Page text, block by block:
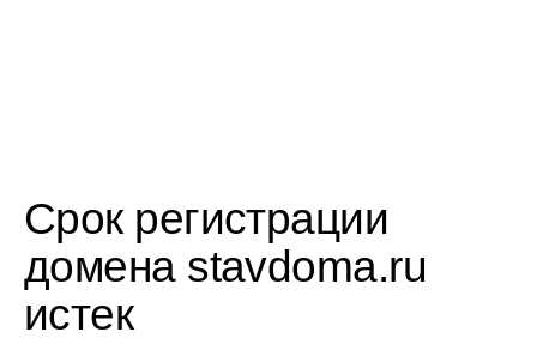
Срок регистрации
домена stavdoma.ru
истек